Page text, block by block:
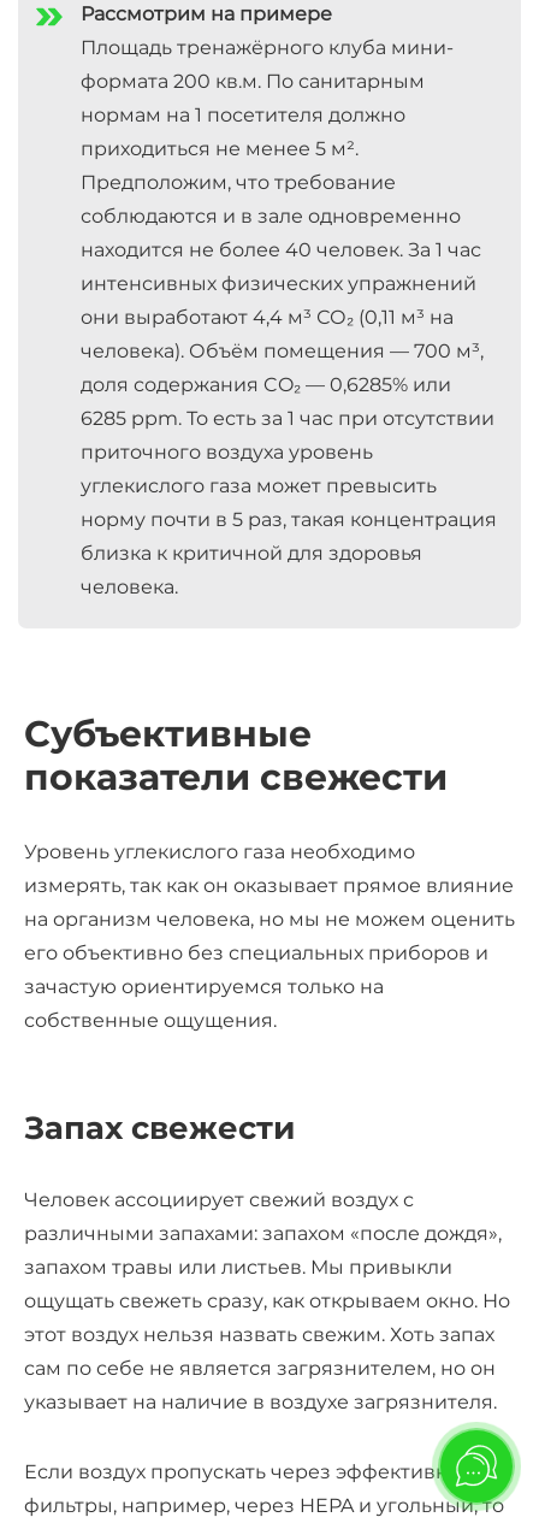
Рассмотрим на примере
Площадь тренажёрного клуба мини-
формата 200 кв.м. По санитарным
нормам на 1 посетителя должно
приходиться не менее 5 м².
Предположим, что требование
соблюдаются и в зале одновременно
находится не более 40 человек. За 1 час
интенсивных физических упражнений
они выработают 4,4 м³ СО₂ (0,11 м³ на
человека). Объём помещения — 700 м³,
доля содержания CO₂ — 0,6285% или
6285 ppm. То есть за 1 час при отсутствии
приточного воздуха уровень
углекислого газа может превысить
норму почти в 5 раз, такая концентрация
близка к критичной для здоровья
человека.
Субъективные
показатели свежести
Уровень углекислого газа необходимо
измерять, так как он оказывает прямое влияние
на организм человека, но мы не можем оценить
его объективно без специальных приборов и
зачастую ориентируемся только на
собственные ощущения.
Запах свежести
Человек ассоциирует свежий воздух с
различными запахами: запахом «после дождя»,
запахом травы или листьев. Мы привыкли
ощущать свежеть сразу, как открываем окно. Но
этот воздух нельзя назвать свежим. Хоть запах
сам по себе не является загрязнителем, но он
указывает на наличие в воздухе загрязнителя.
Если воздух пропускать через эффективные
фильтры, например, через HEPA и угольный, то